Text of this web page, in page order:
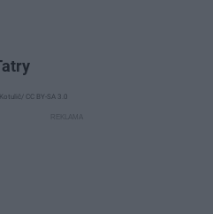
CC BY-SA 3.0